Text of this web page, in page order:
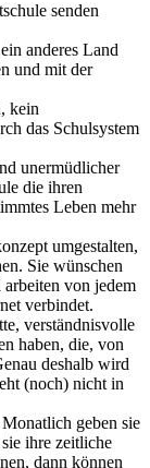
senden
anderes Land
und mit der
kein
das Schulsystem
unermüdlicher
die ihren
Leben mehr
umgestalten,
Sie wünschen
von jedem
verbindet.
verständnisvolle
haben, die, von
deshalb wird
(noch) nicht in
geben sie
ihre zeitliche
dann können